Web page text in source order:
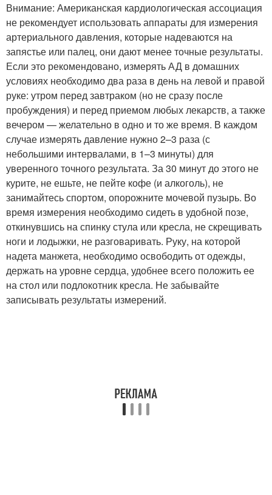
Внимание: Американская кардиологическая ассоциация
не рекомендует использовать аппараты для измерения
артериального давления, которые надеваются на
запястье или палец, они дают менее точные результаты.
Если это рекомендовано, измерять АД в домашних
условиях необходимо два раза в день на левой и правой
руке: утром перед завтраком (но не сразу после
пробуждения) и перед приемом любых лекарств, а также
вечером — желательно в одно и то же время. В каждом
случае измерять давление нужно 2–3 раза (с
небольшими интервалами, в 1–3 минуты) для
уверенного точного результата. За 30 минут до этого не
курите, не ешьте, не пейте кофе (и алкоголь), не
занимайтесь спортом, опорожните мочевой пузырь. Во
время измерения необходимо сидеть в удобной позе,
откинувшись на спинку стула или кресла, не скрещивать
ноги и лодыжки, не разговаривать. Руку, на которой
надета манжета, необходимо освободить от одежды,
держать на уровне сердца, удобнее всего положить ее
на стол или подлокотник кресла. Не забывайте
записывать результаты измерений.